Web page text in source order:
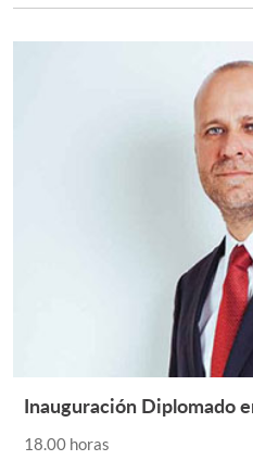
Inauguración Diplomado
18.00 horas